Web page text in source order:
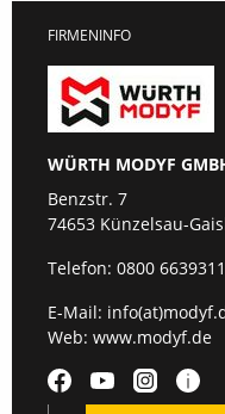
FIRMENINFO
WÜRTH MODYF
Benzstr. 7
74653 Künzelsau-
Telefon: 0800 6639311
E-Mail:
Web: www.modyf.de